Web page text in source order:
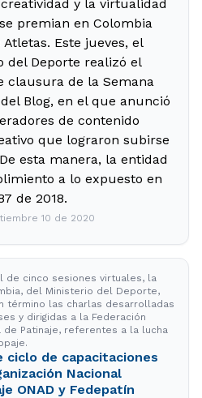
y la virtualidad
premian en Colombia
Este jueves, el
del Deporte realizó el
clausura de la Semana
Blog, en el que anunció
de contenido
que lograron subirse
esta manera, la entidad
a lo expuesto en
de 2018.
10 de 2020
de cinco sesiones virtuales, la
del Ministerio del Deporte,
término las charlas desarrolladas
y dirigidas a la Federación
de Patinaje, referentes a la lucha
ciclo de capacitaciones
Nacional
ONAD y Fedepatín